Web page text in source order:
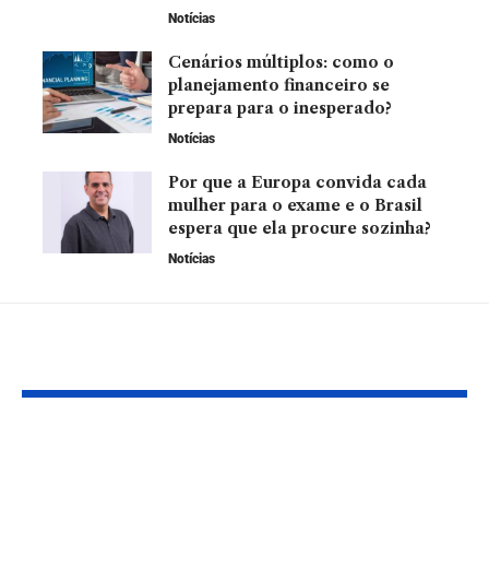
Notícias
Cenários múltiplos: como o
planejamento financeiro se
prepara para o inesperado?
Notícias
Por que a Europa convida cada
mulher para o exame e o Brasil
espera que ela procure sozinha?
Notícias